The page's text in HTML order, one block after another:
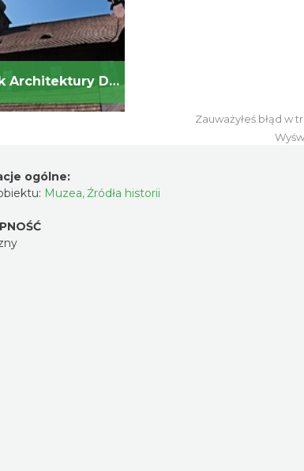
Szlak Architektury Drewnianej
Zauważyłeś błąd w
ogólne:
Muzea,Źródła historii